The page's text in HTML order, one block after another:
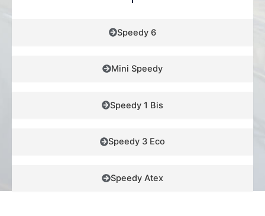
Speedy 6
Mini Speedy
Speedy 1 Bis
Speedy 3 Eco
Speedy Atex